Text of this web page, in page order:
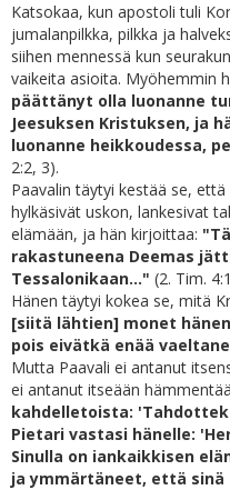
Katsokaa, kun apostoli tuli
jumalanpilkka, pilkka ja
siihen mennessä kun
vaikeita asioita. Myöhemmin
päättänyt olla luonanne
Jeesuksen Kristuksen, ja
luonanne heikkoudessa,
2:2, 3).
Paavalin täytyi kestää se,
hylkäsivät uskon, lankesivat
elämään, ja hän kirjoittaa:
rakastuneena Deemas
Tessalonikaan..." (2. Tim.
Hänen täytyi kokea se, mitä
[siitä lähtien] monet
pois eivätkä enää
Mutta Paavali ei antanut
ei antanut itseään
kahdelletoista:
Pietari vastasi hänelle:
Sinulla on iankaikkisen
ja ymmärtäneet, että sinä